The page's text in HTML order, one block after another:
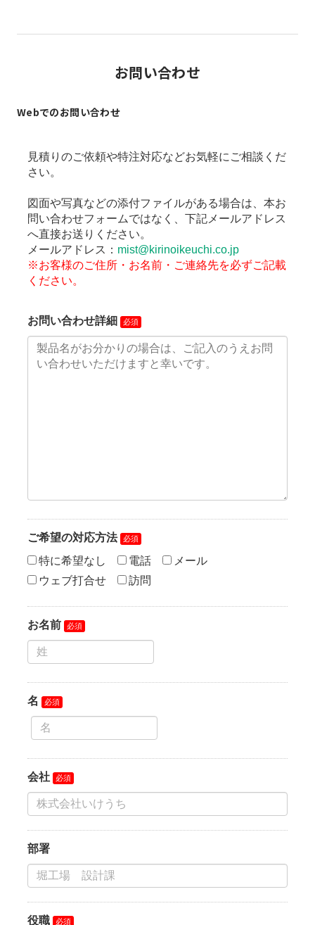
お問い合わせ
Webでのお問い合わせ